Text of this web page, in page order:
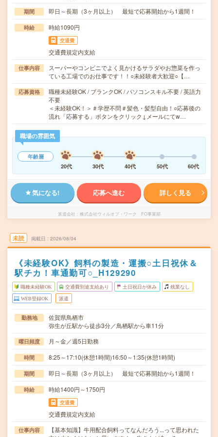
期間 即日～長期（3ヶ月以上） 最短で応募開始から1週間！
時給 時給1090円
交通費
交通費規定内支給
仕事内容
スーパーやコンビニでよく見かけるサラダやお惣菜を作っ
ている工場でのお仕事です！！○未経験者大歓迎○【…
応募資格
職種未経験OK / ブランクOK / パソコンスキル不要 / 英語力
不要
＜未経験OK！＞＃学歴不問＃髪色・髪型自由！○応募後の
流れ「応募する」ボタンをクリック↓メールにてw…
職場の雰囲気
年齢層
20代
30代 40代 50代 60代
気になる! 応募へ進む 詳しく見る
派遣会社 株式会社ウィルオブ・ワーク FO事業部
未読 掲載日 2026/08/04
《未経験OK》飼料の製造・運搬○土日祝休＆
駅チカ！車通勤可○_H129290
職種未経験OK 交通費別途支給あり 土日祝日が休み 残業なし
WEB登録OK 派遣
勤務地
佐賀県鳥栖市
弥生が丘駅から徒歩3分／鳥栖駅から車11分
曜日頻度 月～金／週5日勤務
時間 8:25～17:10(休憩1時間)16:50～1:35(休憩1時間)
期間 即日～長期（3ヶ月以上） 最短で応募開始から1週間！
時給 時給1400円～1750円
交通費
交通費規定内支給
仕事内容
【基本知識】牛用配合飼料ってなんだろう...って思われた